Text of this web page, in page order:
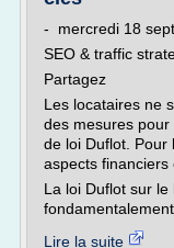
- mercredi 18
SEO & traffic
Partagez
Les locataires ne
des mesures
de loi Duflot. Pour
aspects financiers
La loi Duflot sur
Lire la suite